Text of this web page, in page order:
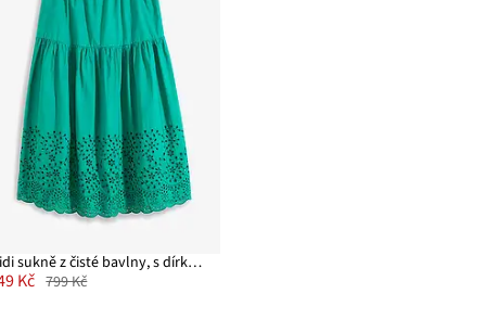
Midi sukně z čisté bavlny, s dírkovanou výšivkou
Kč 799 Kč